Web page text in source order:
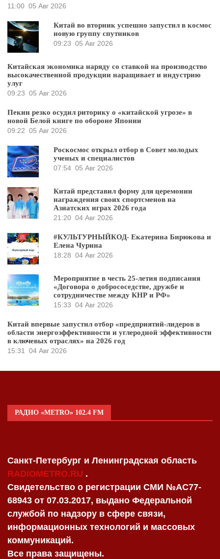
11:00 05 Авг 2026
Китай во вторник успешно запустил в космос
новую группу спутников
09:23 05 Авг 2026
Китайская экономика наряду со ставкой на производство
высокачественной продукции наращивает и индустрию
улуг
09:23 05 Авг 2026
Пекин резко осудил риторику о «китайской угрозе» в
новой Белой книге по обороне Японии
09:22 05 Авг 2026
Роскосмос открыл отбор в Совет молодых
ученых и специалистов
07:54 05 Авг 2026
Китай представил форму для церемонии
награждения своих спортсменов на
Азиатских играх 2026 года
21:20 04 Авг 2026
#КУЛЬТУРНЫЙКОД- Екатерина Бирюкова и
Елена Чурина
18:28 04 Авг 2026
Мероприятие в честь 25-летия подписания
«Договора о добрососедстве, дружбе и
сотрудничестве между КНР и РФ»
15:33 04 Авг 2026
Китай впервые запустил отбор «предприятий-лидеров в
области энергоэффективности и углеродной эффективности
в ключевых отраслях» на 2026 год
15:31
04 Авг 2026
РАДИО «METRO» 102.4 FM
Санкт-Петербург и Ленинградская область
RADIOMETRO.RU .
Свидетельство о регистрации СМИ №AC77-
68943 от 07.03.2017, выдано Федеральной
службой по надзору в сфере связи,
информационных технологий и массовых
коммуникаций.
Все права защищены.